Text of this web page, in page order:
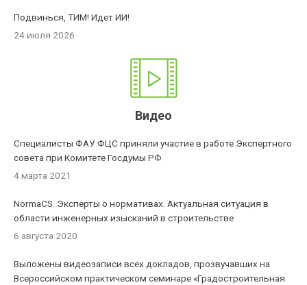
Подвинься, ТИМ! Идет ИИ!
24 июля 2026
Видео
Специалисты ФАУ ФЦС приняли участие в работе Экспертного
совета при Комитете Госдумы РФ
4 марта 2021
NormaCS. Эксперты о нормативах. Актуальная ситуация в
области инженерных изысканий в строительстве
6 августа 2020
Выложены видеозаписи всех докладов, прозвучавших на
Всероссийском практическом семинаре «Градостроительная